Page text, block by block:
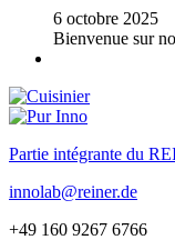
6 octobre 2025
Bienvenue sur
Partie intégrante du
innolab@reiner.de
+49 160 9267 6766